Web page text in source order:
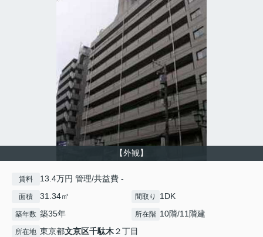
【外観】
賃料 13.4万円 管理/共益費 -
面積 31.34㎡ 間取り 1DK
築年数 築35年 所在階 10階/11階建
所在地 東京都文京区千駄木２丁目